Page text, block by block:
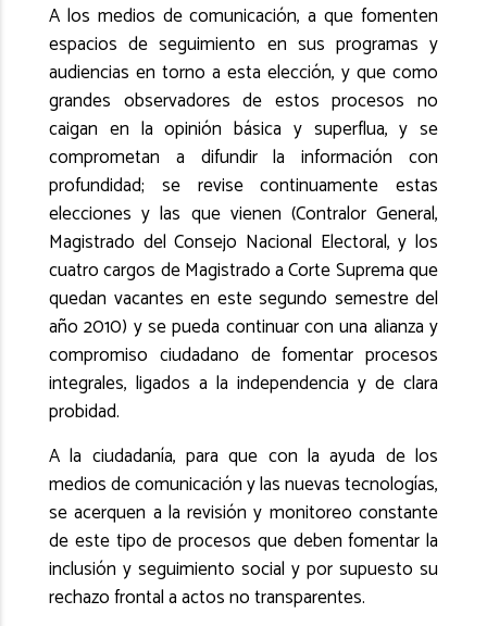
A los medios de comunicación, a que fomenten
espacios de seguimiento en sus programas y
audiencias en torno a esta elección, y que como
grandes observadores de estos procesos no
caigan en la opinión básica y superflua, y se
comprometan a difundir la información con
profundidad; se revise continuamente estas
elecciones y las que vienen (Contralor General,
Magistrado del Consejo Nacional Electoral, y los
cuatro cargos de Magistrado a Corte Suprema que
quedan vacantes en este segundo semestre del
año 2010) y se pueda continuar con una alianza y
compromiso ciudadano de fomentar procesos
integrales, ligados a la independencia y de clara
probidad.
A la ciudadanía, para que con la ayuda de los
medios de comunicación y las nuevas tecnologías,
se acerquen a la revisión y monitoreo constante
de este tipo de procesos que deben fomentar la
inclusión y seguimiento social y por supuesto su
rechazo frontal a actos no transparentes.